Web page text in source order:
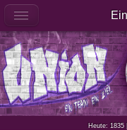
Heute: 1835